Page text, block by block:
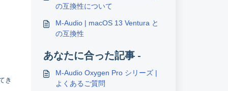
き
の互換性について
M-Audio | macOS 13 Ventura と
の互換性
あなたに合った記事 -
M-Audio Oxygen Pro シリーズ |
よくあるご質問